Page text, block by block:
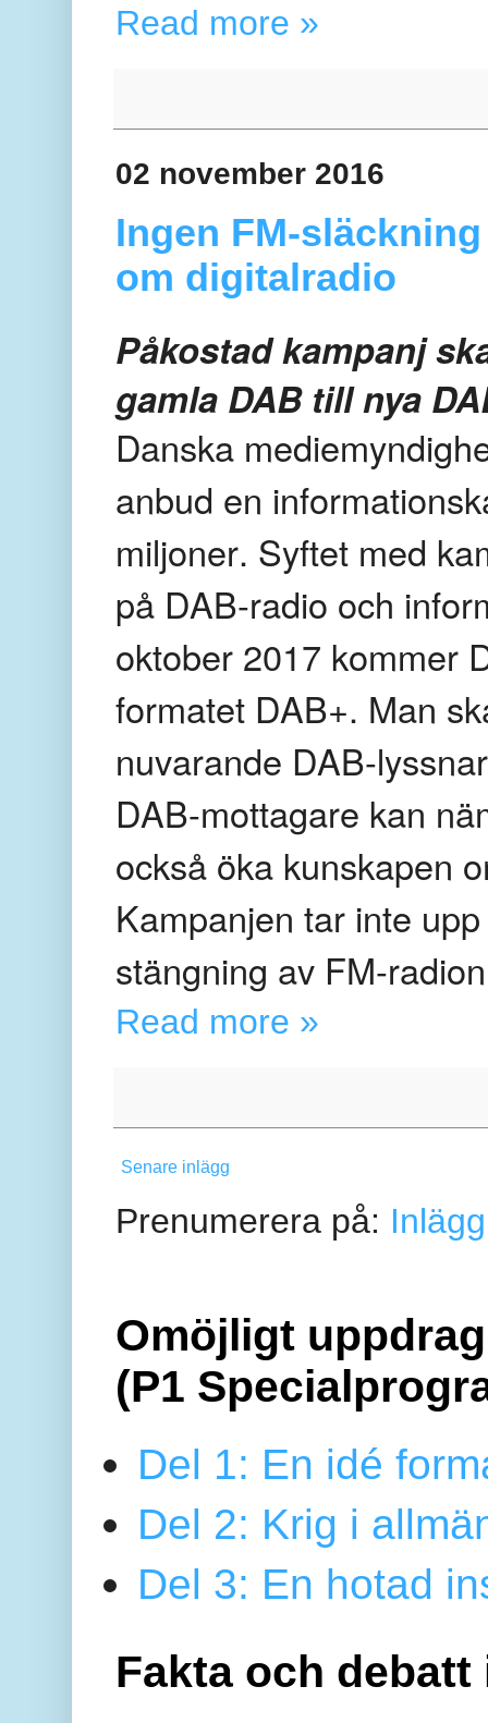
Read more »
02 november 2016
Ingen FM-
om digitalradio
Påkostad kampanj
gamla DAB till nya
Danska
anbud en
miljoner. Syftet med
på DAB-radio och
oktober 2017 kommer
formatet DAB+. Man
nuvarande DAB-
DAB-mottagare kan
också öka kunskapen
Kampanjen tar inte
stängning av FM-
Read more »
Senare inlägg
Prenumerera på:
Omöjligt
(P1
Del 1: En idé
Del 2: Krig i
Del 3: En hotad
Fakta och debatt